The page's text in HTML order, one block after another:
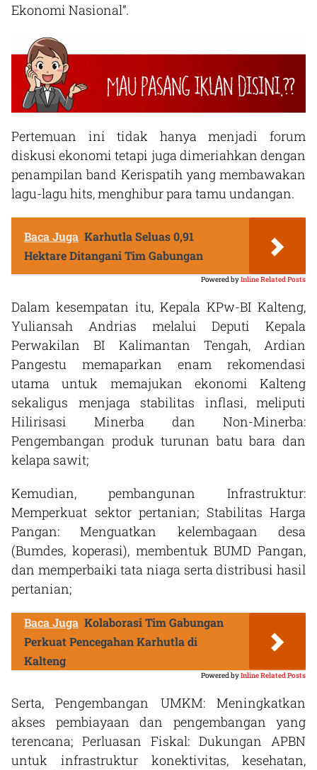
Ekonomi Nasional”.
Pertemuan ini tidak hanya menjadi forum
diskusi ekonomi tetapi juga dimeriahkan dengan
penampilan band Kerispatih yang membawakan
lagu-lagu hits, menghibur para tamu undangan.
Baca Juga Karhutla Seluas 0,91
Hektare Ditangani Tim Gabungan
Powered byInline Related Posts
Dalam kesempatan itu, Kepala KPw-BI Kalteng,
Yuliansah Andrias melalui Deputi Kepala
Perwakilan BI Kalimantan Tengah, Ardian
Pangestu memaparkan enam rekomendasi
utama untuk memajukan ekonomi Kalteng
sekaligus menjaga stabilitas inflasi, meliputi
Hilirisasi Minerba dan Non-Minerba:
Pengembangan produk turunan batu bara dan
kelapa sawit;
Kemudian, pembangunan Infrastruktur:
Memperkuat sektor pertanian; Stabilitas Harga
Pangan: Menguatkan kelembagaan desa
(Bumdes, koperasi), membentuk BUMD Pangan,
dan memperbaiki tata niaga serta distribusi hasil
pertanian;
Baca Juga Kolaborasi Tim Gabungan
Perkuat Pencegahan Karhutla di
Kalteng
Powered byInline Related Posts
Serta, Pengembangan UMKM: Meningkatkan
akses pembiayaan dan pengembangan yang
terencana; Perluasan Fiskal: Dukungan APBN
untuk infrastruktur konektivitas, kesehatan,